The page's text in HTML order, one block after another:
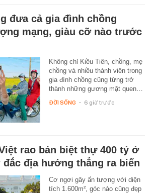
đưa cả gia đình chồng
mạng, giàu cỡ nào trước
Không chỉ Kiều Tiên, chồng, mẹ
chồng và nhiều thành viên trong
gia đình chồng cũng từng trở
thành những gương mặt quen…
ĐỜI SỐNG - 6 giờ trước
rao bán biệt thự 400 tỷ ở
đắc địa hướng thẳng ra biển
Cơ ngơi gây ấn tượng với diện
tích 1.600m², góc nào cũng đẹp